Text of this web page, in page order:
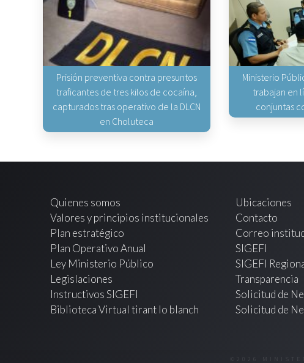
Prisión preventiva contra presuntos
traficantes de tres kilos de cocaína,
capturados tras operativo de la DLCN
en Choluteca
Ministerio
trabajan en
conjuntas
Quienes somos
Valores y principios institucionales
Plan estratégico
Plan Operativo Anual
Ley Ministerio Público
Legislaciones
Instructivos SIGEFI
Biblioteca Virtual tirant lo blanch
Ubicaciones
Contacto
Correo
SIGEFI
SIGEFI
Transparencia
Solicitud de
Solicitud de
©2026